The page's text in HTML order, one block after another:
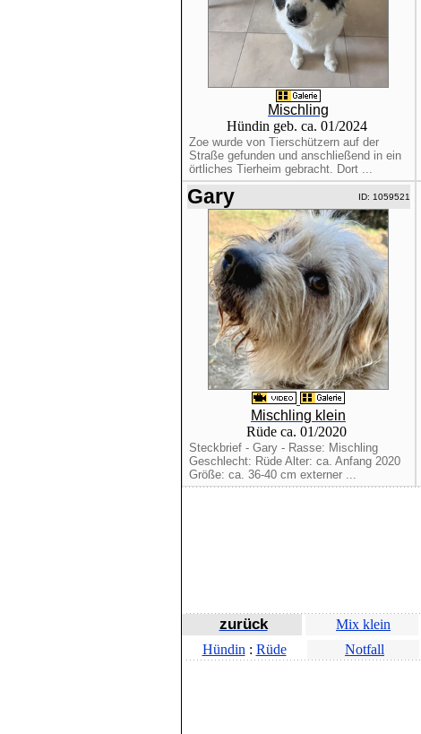
Mischling
Hündin geb. ca. 01/2024
Zoe wurde von Tierschützern auf der
Straße gefunden und anschließend in ein
örtliches Tierheim gebracht. Dort ...
Gary ID: 1059521
Mischling klein
Rüde ca. 01/2020
Steckbrief - Gary - Rasse: Mischling
Geschlecht: Rüde Alter: ca. Anfang 2020
Größe: ca. 36-40 cm externer ...
zurück Mix klein
Hündin : Rüde Notfall